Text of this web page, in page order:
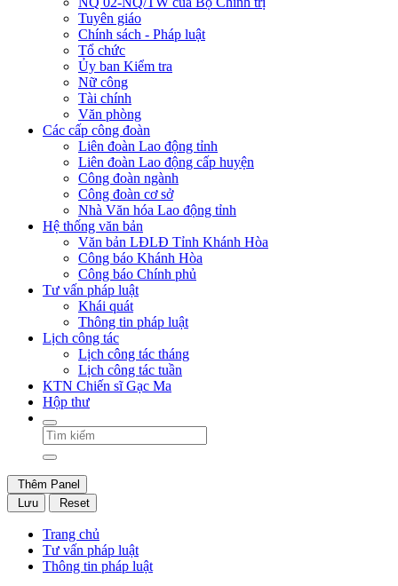
Tuyên giáo
Chính sách - Pháp luật
Tổ chức
Ủy ban Kiểm tra
Nữ công
Tài chính
Văn phòng
Các cấp công đoàn
Liên đoàn Lao động tỉnh
Liên đoàn Lao động cấp huyện
Công đoàn ngành
Công đoàn cơ sở
Nhà Văn hóa Lao động tỉnh
Hệ thống văn bản
Văn bản LĐLĐ Tỉnh Khánh Hòa
Công báo Khánh Hòa
Công báo Chính phủ
Tư vấn pháp luật
Khái quát
Thông tin pháp luật
Lịch công tác
Lịch công tác tháng
Lịch công tác tuần
KTN Chiến sĩ Gạc Ma
Hộp thư
Thêm Panel
Lưu
Reset
Trang chủ
Tư vấn pháp luật
Thông tin pháp luật